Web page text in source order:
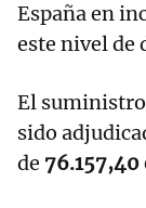
España en
este nivel de
El
sido
de 76.157,40